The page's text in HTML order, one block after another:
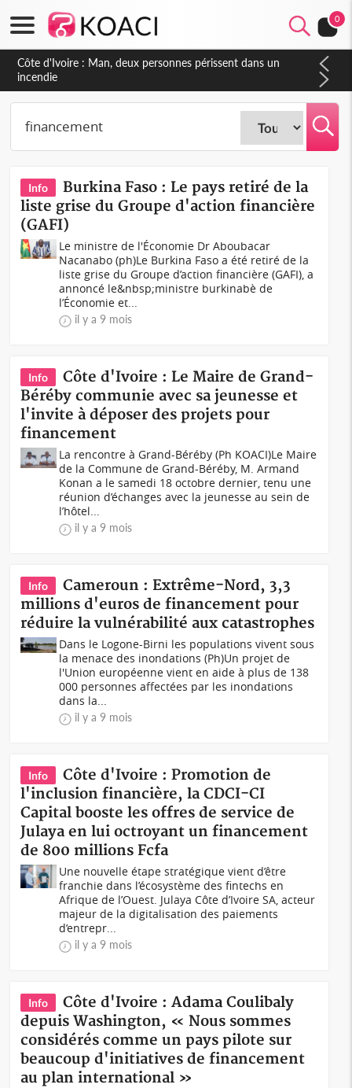
0
Côte d'Ivoire : Séileu, la célébration de la fête nationale
transformée en vaste campagne contre les produits
dépigmentants dangereux
Info
Burkina Faso : Le pays retiré de la
liste grise du Groupe d'action financière
(GAFI)
Le ministre de l'Économie Dr Aboubacar
Nacanabo (ph)Le Burkina Faso a été retiré de la
liste grise du Groupe d’action financière (GAFI), a
annoncé le&nbsp;ministre burkinabè de
l’Économie et...
il y a 9 mois
Info
Côte d'Ivoire : Le Maire de Grand-
Béréby communie avec sa jeunesse et
l'invite à déposer des projets pour
financement
La rencontre à Grand-Béréby (Ph KOACI)Le Maire
de la Commune de Grand-Béréby, M. Armand
Konan a le samedi 18 octobre dernier, tenu une
réunion d’échanges avec la jeunesse au sein de
l’hôtel...
il y a 9 mois
Info
Cameroun : Extrême-Nord, 3,3
millions d'euros de financement pour
réduire la vulnérabilité aux catastrophes
Dans le Logone-Birni les populations vivent sous
la menace des inondations (Ph)Un projet de
l'Union européenne vient en aide à plus de 138
000 personnes affectées par les inondations
dans la...
il y a 9 mois
Info
Côte d'Ivoire : Promotion de
l'inclusion financière, la CDCI-CI
Capital booste les offres de service de
Julaya en lui octroyant un financement
de 800 millions Fcfa
Une nouvelle étape stratégique vient d’être
franchie dans l’écosystème des fintechs en
Afrique de l’Ouest. Julaya Côte d’Ivoire SA, acteur
majeur de la digitalisation des paiements
d’entrepr...
il y a 9 mois
Info
Côte d'Ivoire : Adama Coulibaly
depuis Washington, « Nous sommes
considérés comme un pays pilote sur
beaucoup d'initiatives de financement
au plan international »